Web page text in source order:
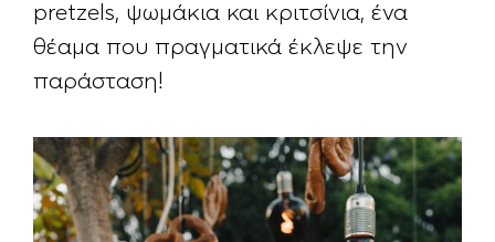
pretzels, ψωμάκια και κριτσίνια, ένα
θέαμα που πραγματικά έκλεψε την
παράσταση!